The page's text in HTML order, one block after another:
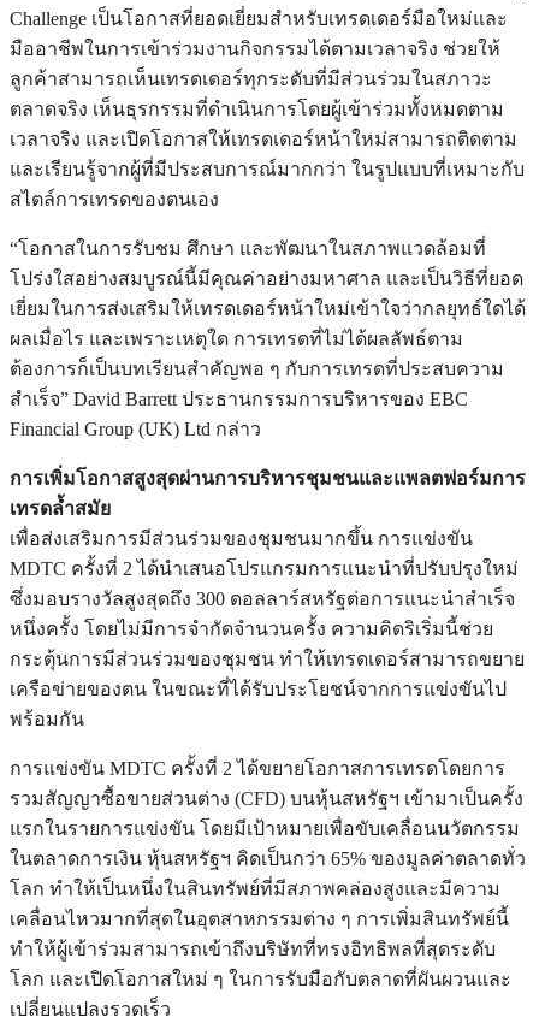
Challenge เป็นโอกาสที่ยอดเยี่ยมสำหรับเทรดเดอร์มือใหม่และ
มืออาชีพในการเข้าร่วมงานกิจกรรมได้ตามเวลาจริง ช่วยให้
ลูกค้าสามารถเห็นเทรดเดอร์ทุกระดับที่มีส่วนร่วมในสภาวะ
ตลาดจริง เห็นธุรกรรมที่ดำเนินการโดยผู้เข้าร่วมทั้งหมดตาม
เวลาจริง และเปิดโอกาสให้เทรดเดอร์หน้าใหม่สามารถติดตาม
และเรียนรู้จากผู้ที่มีประสบการณ์มากกว่า ในรูปแบบที่เหมาะกับ
สไตล์การเทรดของตนเอง
“โอกาสในการรับชม ศึกษา และพัฒนาในสภาพแวดล้อมที่
โปร่งใสอย่างสมบูรณ์นี้มีคุณค่าอย่างมหาศาล และเป็นวิธีที่ยอด
เยี่ยมในการส่งเสริมให้เทรดเดอร์หน้าใหม่เข้าใจว่ากลยุทธ์ใดได้
ผลเมื่อไร และเพราะเหตุใด การเทรดที่ไม่ได้ผลลัพธ์ตาม
ต้องการก็เป็นบทเรียนสำคัญพอ ๆ กับการเทรดที่ประสบความ
สำเร็จ” David Barrett ประธานกรรมการบริหารของ EBC
Financial Group (UK) Ltd กล่าว
การเพิ่มโอกาสสูงสุดผ่านการบริหารชุมชนและแพลตฟอร์มการ
เทรดล้ำสมัย
เพื่อส่งเสริมการมีส่วนร่วมของชุมชนมากขึ้น การแข่งขัน
MDTC ครั้งที่ 2 ได้นำเสนอโปรแกรมการแนะนำที่ปรับปรุงใหม่
ซึ่งมอบรางวัลสูงสุดถึง 300 ดอลลาร์สหรัฐต่อการแนะนำสำเร็จ
หนึ่งครั้ง โดยไม่มีการจำกัดจำนวนครั้ง ความคิดริเริ่มนี้ช่วย
กระตุ้นการมีส่วนร่วมของชุมชน ทำให้เทรดเดอร์สามารถขยาย
เครือข่ายของตน ในขณะที่ได้รับประโยชน์จากการแข่งขันไป
พร้อมกัน
การแข่งขัน MDTC ครั้งที่ 2 ได้ขยายโอกาสการเทรดโดยการ
รวมสัญญาซื้อขายส่วนต่าง (CFD) บนหุ้นสหรัฐฯ เข้ามาเป็นครั้ง
แรกในรายการแข่งขัน โดยมีเป้าหมายเพื่อขับเคลื่อนนวัตกรรม
ในตลาดการเงิน หุ้นสหรัฐฯ คิดเป็นกว่า 65% ของมูลค่าตลาดทั่ว
โลก ทำให้เป็นหนึ่งในสินทรัพย์ที่มีสภาพคล่องสูงและมีความ
เคลื่อนไหวมากที่สุดในอุตสาหกรรมต่าง ๆ การเพิ่มสินทรัพย์นี้
ทำให้ผู้เข้าร่วมสามารถเข้าถึงบริษัทที่ทรงอิทธิพลที่สุดระดับ
โลก และเปิดโอกาสใหม่ ๆ ในการรับมือกับตลาดที่ผันผวนและ
เปลี่ยนแปลงรวดเร็ว